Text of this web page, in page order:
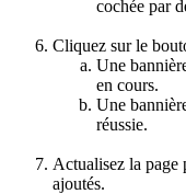
cochée par
Cliquez sur le
Une
en cours.
Une
réussie.
Actualisez la page
ajoutés.